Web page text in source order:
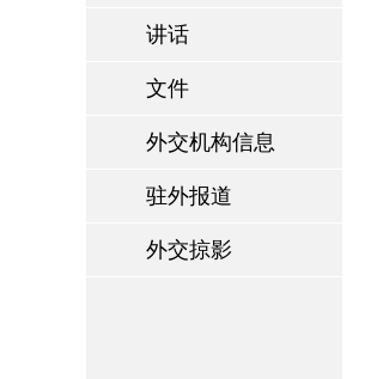
讲话
文件
外交机构信息
驻外报道
外交掠影